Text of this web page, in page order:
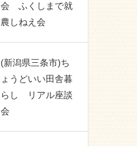
会 ふくしまで就
農しねえ会
(新潟県三条市)ち
ょうどいい田舎暮
らし リアル座談
会